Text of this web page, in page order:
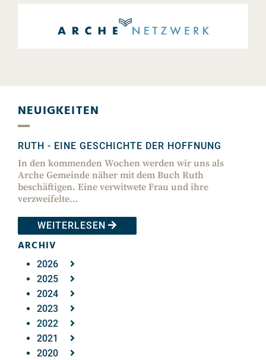
NEUIGKEITEN
RUTH - EINE GESCHICHTE DER HOFFNUNG
In den kommenden Wochen werden wir uns als
Arche Gemeinde näher mit dem Buch Ruth
beschäftigen. Eine verwitwete Frau und ihre
verzweifelte…
WEITERLESEN
ARCHIV
2026
2025
2024
2023
2022
2021
2020